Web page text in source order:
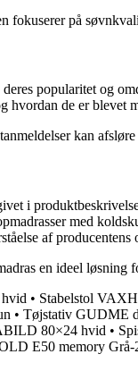
fokuserer på
popularitet og
hvordan de er blevet
kan
i
med
af
en ideel
• Stabelstol
• Tøjstativ GUDME
80×24 hvid •
E50 memory Grå-